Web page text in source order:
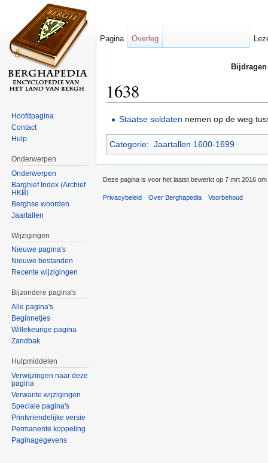
1638
Staatse soldaten nemen op de weg
Categorie: Jaartallen 1600-1699
Pagina Overleg
Hoofdpagina
Contact
Hulp
Onderwerpen
Onderwerpen
Barghief Index (Archief
HKB)
Berghse woorden
Jaartallen
Wijzigingen
Nieuwe pagina's
Nieuwe bestanden
Recente wijzigingen
Bijzondere pagina's
Alle pagina's
Beginnetjes
Willekeurige pagina
Zandbak
Hulpmiddelen
Verwijzingen naar deze
pagina
Verwante wijzigingen
Speciale pagina's
Printvriendelijke versie
Permanente koppeling
Paginagegevens
Deze pagina is voor het laatst bewerkt op 7 mrt 2016 om
Privacybeleid Over Berghapedia Voorbehoud